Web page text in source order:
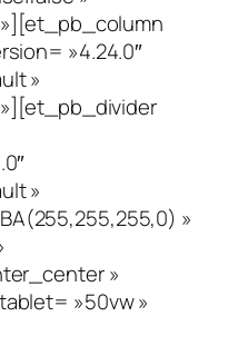
»4.24.0″
»
»
»
»
»50vw »